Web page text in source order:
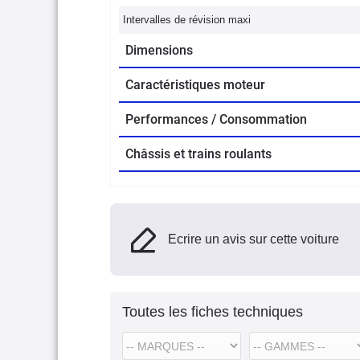
Intervalles de révision maxi
Dimensions
Caractéristiques moteur
Performances / Consommation
Châssis et trains roulants
Ecrire un avis sur cette voiture
Toutes les fiches techniques